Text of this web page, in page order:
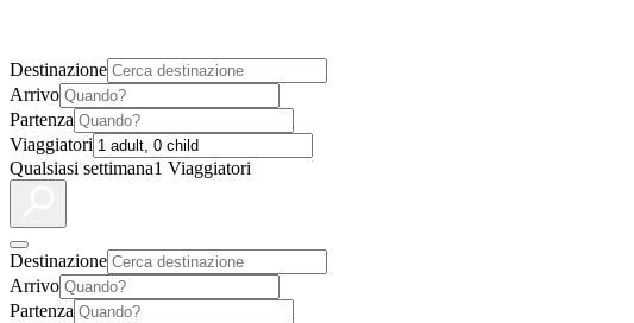
Destinazione
Arrivo
Partenza
Viaggiatori
Qualsiasi settimana1 Viaggiatori
Destinazione
Arrivo
Partenza